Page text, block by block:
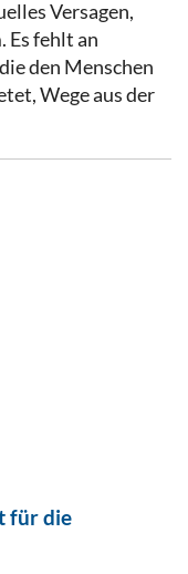
Versagen,
Es fehlt an
den Menschen
Wege aus der
für die